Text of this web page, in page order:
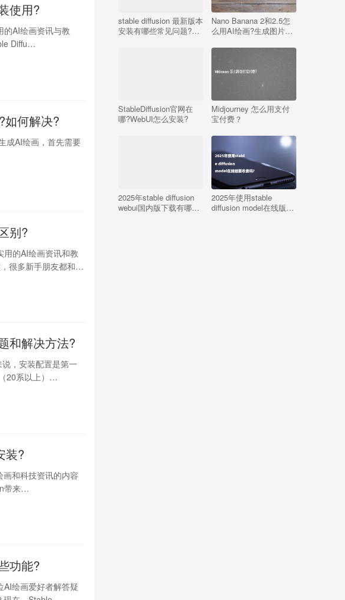
使用?
的AI绘画资讯与教
Diffu…
如何解决?
成AI绘画，首先需要
别?
用的AI绘画资讯和教
，很多新手朋友都和…
和解决方法?
，安装配置是第一
20系以上）…
装?
和科技资讯的内容
带来…
功能?
AI绘画爱好者解答疑
stable diffusion 最新版本
安装有哪些常见问题?解
Nano Banana 2和2.5怎
么用AI绘画?生成图片流
StableDiffusion官网在
哪?WebUI怎么安装?
Midjourney 怎么用支付
宝付费？
2025年stable diffusion
webui国内版下载有哪些
2025年使用stable
diffusion model在线版要